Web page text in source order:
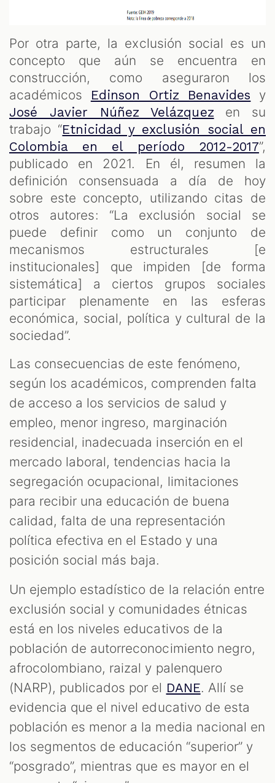
Por otra parte, la exclusión social es un
concepto que aún se encuentra en
construcción, como aseguraron los
académicos
Edinson Ortiz Benavides y
José Javier Núñez Velázquez en su
trabajo “Etnicidad y exclusión social en
Colombia en el período 2012-2017”,
publicado en 2021. En él, resumen la
definición consensuada a día de hoy
sobre este concepto, utilizando citas de
otros autores: “La exclusión social se
puede definir como un conjunto de
mecanismos estructurales [e
institucionales] que impiden [de forma
sistemática] a ciertos grupos sociales
participar plenamente en las esferas
económica, social, política y cultural de la
sociedad”.
Las consecuencias de este fenómeno,
según los académicos, comprenden falta
de acceso a los servicios de salud y
empleo, menor ingreso, marginación
residencial, inadecuada inserción en el
mercado laboral, tendencias hacia la
segregación ocupacional, limitaciones
para recibir una educación de buena
calidad, falta de una representación
política efectiva en el Estado y una
posición social más baja.
Un ejemplo estadístico de la relación entre
exclusión social y comunidades étnicas
está en los niveles educativos de la
población de autorreconocimiento negro,
afrocolombiano, raizal y palenquero
(NARP), publicados por el DANE. Allí se
evidencia que el nivel educativo de esta
población es menor a la media nacional en
los segmentos de educación “superior” y
“posgrado”, mientras que es mayor en el